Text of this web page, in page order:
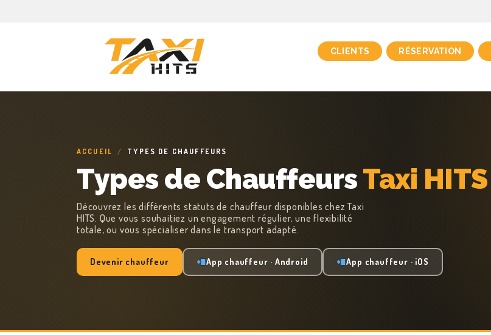
CLIENTS RÉSERVATION
ACCUEIL / TYPES DE CHAUFFEURS
Types de ChauffeursTaxi HITS
Découvrez les différents statuts de chauffeur disponibles chez Taxi
HITS. Que vous souhaitiez un engagement régulier, une flexibilité
totale, ou vous spécialiser dans le transport adapté.
Devenir chauffeur App chauffeur · Android App chauffeur · iOS